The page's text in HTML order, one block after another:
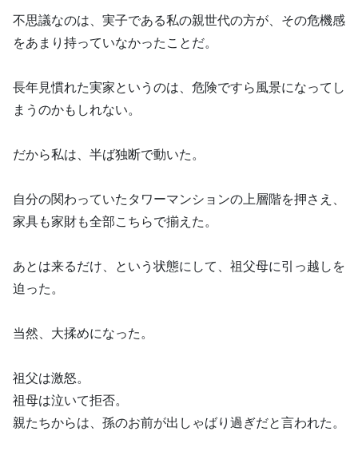
不思議なのは、実子である私の親世代の方が、その危機感
をあまり持っていなかったことだ。
長年見慣れた実家というのは、危険ですら風景になってし
まうのかもしれない。
だから私は、半ば独断で動いた。
自分の関わっていたタワーマンションの上層階を押さえ、
家具も家財も全部こちらで揃えた。
あとは来るだけ、という状態にして、祖父母に引っ越しを
迫った。
当然、大揉めになった。
祖父は激怒。
祖母は泣いて拒否。
親たちからは、孫のお前が出しゃばり過ぎだと言われた。